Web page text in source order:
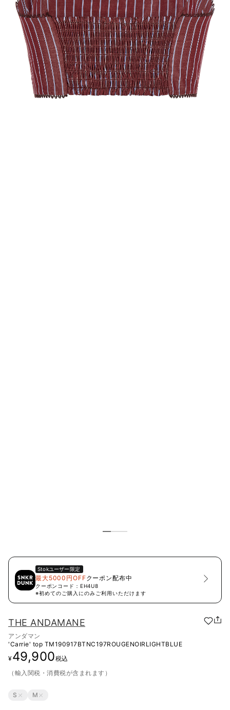
Stokユーザー限定
最大5000円OFFクーポン配布中
クーポンコード： EH4U8
※初めてのご購入にのみご利用いただけます
THE ANDAMANE
アンダマン
'Carrie' top TM190917BTNC197ROUGENOIRLIGHTBLUE
¥49,900税込
（輸入関税・消費税が含まれます）
S M